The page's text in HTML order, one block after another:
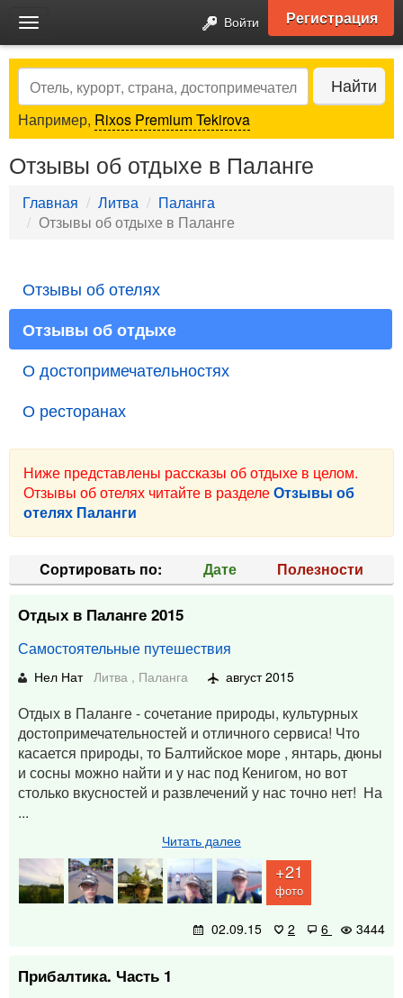
Toggle
navigation
Войти Регистрация
Search Найти
Например, Rixos Premium Tekirova
Отзывы об отдыхе в Паланге
Главная Литва
Паланга
Отзывы об отдыхе в Паланге
Отзывы об отелях
Отзывы об отдыхе
О достопримечательностях
О ресторанах
Ниже представлены рассказы об отдыхе в целом.
Отзывы об отелях читайте в разделеОтзывы об
отелях Паланги
Cортировать по: Дате Полезности
Отдых в Паланге 2015
Самостоятельные путешествия
Нел Нат Литва , Паланга август 2015
Отдых в Паланге - сочетание природы, культурных
достопримечательностей и отличного сервиса! Что
касается природы, то Балтийское море , янтарь, дюны
и сосны можно найти и у нас под Кенигом, но вот
столько вкусностей и развлечений у нас точно нет! На
...
Читать далее
+21
фото
02.09.15 2 6 3444
Прибалтика. Часть 1